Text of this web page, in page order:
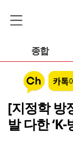
종합
[지정학 방
발 다한 ‘K-